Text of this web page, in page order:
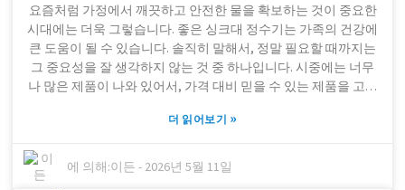
중요합니다. 시스템에 필요한 것이 무엇인지 정확히 파악하기 위
해 약간의 사전 조사를 하는 것이 좋습니다. 그래야 돈 낭비를 막
고 제대로 작동하지 않는 제품을 구매하는 일을 피할 수 있습니
다. 시간을 조금 투자해서 조사하는 것은 정말 큰 차이를 만들어
냅니다. 에어 필터를 구매할 때 현명한 선택을 하는 가장 좋은 방
법입니다.
요즘처럼 가정에서 깨끗하고 안전한 물을 확보하는 것이 중요한
시대에는 더욱 그렇습니다. 좋은 싱크대 정수기는 가족의 건강에
큰 도움이 될 수 있습니다. 솔직히 말해서, 정말 필요할 때까지는
그 중요성을 잘 생각하지 않는 것 중 하나입니다. 시중에는 너무
나 많은 제품이 나와 있어서, 가격 대비 믿을 수 있는 제품을 고르
이 가치 있는지 잘 생각해 봐야 합니다. 사실, 싱크대 정수기 시장
이 끊임없이 등장하고 저마다 최고라고 주장하지만, 모든 제품이
광고처럼 좋은 것은 아닙니다. 예를 들어, 중국산 언더싱크 정수
더 읽어보기 »
에 의해:이든 - 2026년 5월 11일